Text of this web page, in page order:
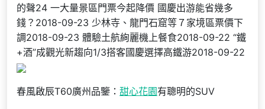
的聲24 一大量景區門票今起降價 國慶出游能省幾多
錢？2018-09-23 少林寺、龍門石窟等７家境區票價下
調2018-09-23 體驗土航絢麗機上餐食2018-09-22 “鐵
+酒”成觀光新趨向1/3搭客國慶選擇高鐵游2018-09-22
春風啟辰T60廣州品鑒： 甜心花園有聰明的SUV